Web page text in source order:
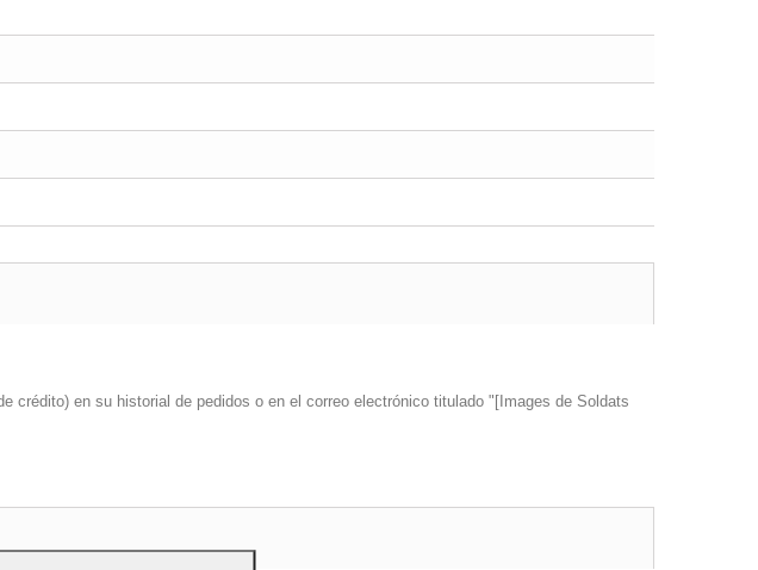
crédito) en su historial de pedidos o en el correo electrónico titulado "[Images de Soldats
mejorar nuestros servicios y
mediante el análisis de sus